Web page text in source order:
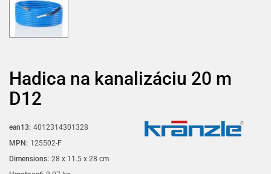
Hadica na kanalizáciu 20 m
D12
ean13: 4012314301328
MPN: 125502-F
Dimensions: 28 x 11.5 x 28 cm